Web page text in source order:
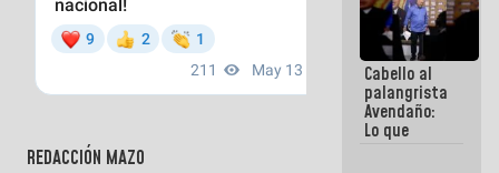
REDACCIÓN MAZO
estén en el
marco de la
Constitución
de la
República
Cabello al
palangrista
Avendaño:
Lo que